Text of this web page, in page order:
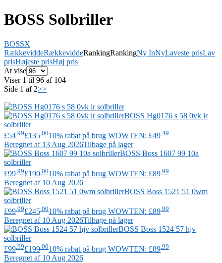
BOSS Solbriller
BOSSX
RækkeviddeRækkeviddeRankingRankingNy InNyLaveste prisLav
prisHøjeste prisHøj pris
At vise
Viser 1 til 96 af 104
Side 1 af 2>>
BOSS Hg0176 s 58 0vk ir
solbriller
£54 .99£135 .0010% rabat på brug WOWTEN: £49 .49
Beregnet af 13 Aug 2026Tilbage på lager
BOSS Boss 1607 99 10a
solbriller
£99 .99£190 .0010% rabat på brug WOWTEN: £89 .99
Beregnet af 10 Aug 2026
BOSS Boss 1521 51 0wm
solbriller
£99 .99£245 .0010% rabat på brug WOWTEN: £89 .99
Beregnet af 10 Aug 2026Tilbage på lager
BOSS Boss 1524 57 hjv
solbriller
£99 .99£199 .0010% rabat på brug WOWTEN: £89 .99
Beregnet af 10 Aug 2026